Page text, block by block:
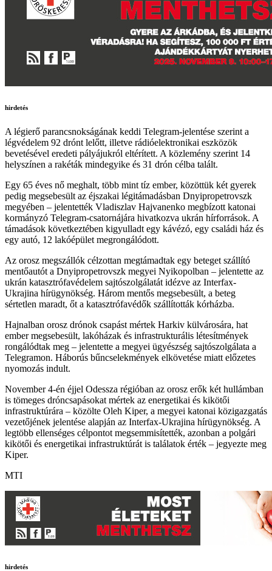
hirdetés
A légierő parancsnokságának keddi Telegram-jelentése szerint a
légvédelem 92 drónt lelőtt, illetve rádióelektronikai eszközök
bevetésével eredeti pályájukról eltérített. A közlemény szerint 14
helyszínen a rakéták mindegyike és 31 drón célba talált.
Egy 65 éves nő meghalt, több mint tíz ember, közöttük két gyerek
pedig megsebesült az éjszakai légitámadásban Dnyipropetrovszk
megyében – jelentették Vladiszlav Hajvanenko megbízott katonai
kormányzó Telegram-csatornájára hivatkozva ukrán hírforrások. A
támadások következtében kigyulladt egy kávézó, egy családi ház és
egy autó, 12 lakóépület megrongálódott.
Az orosz megszállók célzottan megtámadtak egy beteget szállító
mentőautót a Dnyipropetrovszk megyei Nyikopolban – jelentette az
ukrán katasztrófavédelem sajtószolgálatát idézve az Interfax-
Ukrajina hírügynökség. Három mentős megsebesült, a beteg
sértetlen maradt, őt a katasztrófavédők szállították kórházba.
Hajnalban orosz drónok csapást mértek Harkiv külvárosára, hat
ember megsebesült, lakóházak és infrastrukturális létesítmények
rongálódtak meg – jelentette a megyei ügyészség sajtószolgálata a
Telegramon. Háborús bűncselekmények elkövetése miatt előzetes
nyomozás indult.
November 4-én éjjel Odessza régióban az orosz erők két hullámban
is tömeges dróncsapásokat mértek az energetikai és kikötői
infrastruktúrára – közölte Oleh Kiper, a megyei katonai közigazgatás
vezetőjének jelentése alapján az Interfax-Ukrajina hírügynökség. A
legtöbb ellenséges célpontot megsemmisítették, azonban a polgári
kikötői és energetikai infrastruktúrát is találatok érték – jegyezte meg
Kiper.
MTI
hirdetés